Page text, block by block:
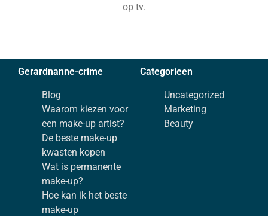
op tv.
Gerardnanne-crime
Blog
Waarom kiezen voor
een make-up artist?
De beste make-up
kwasten kopen
Wat is permanente
make-up?
Hoe kan ik het beste
make-up
Categorieen
Uncategorized
Marketing
Beauty